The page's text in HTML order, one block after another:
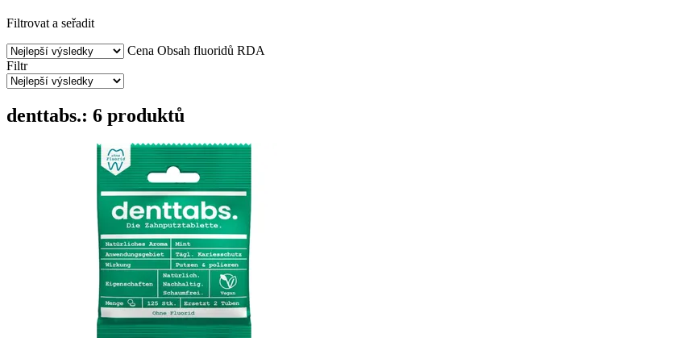
Filtrovat a seřadit
Cena Obsah fluoridů RDA
Filtr
denttabs.: 6 produktů